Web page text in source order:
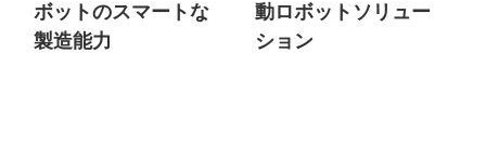
ボットのスマートな
製造能力
動ロボットソリュー
ション